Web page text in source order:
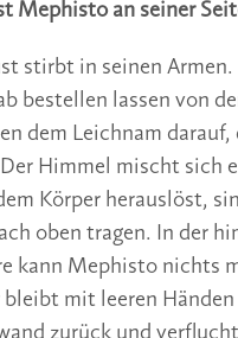
Mephisto an seiner
stirbt in seinen
bestellen lassen von
dem Leichnam darauf,
Himmel mischt sich
Körper herauslöst,
oben tragen. In der
kann Mephisto nichts
mit leeren